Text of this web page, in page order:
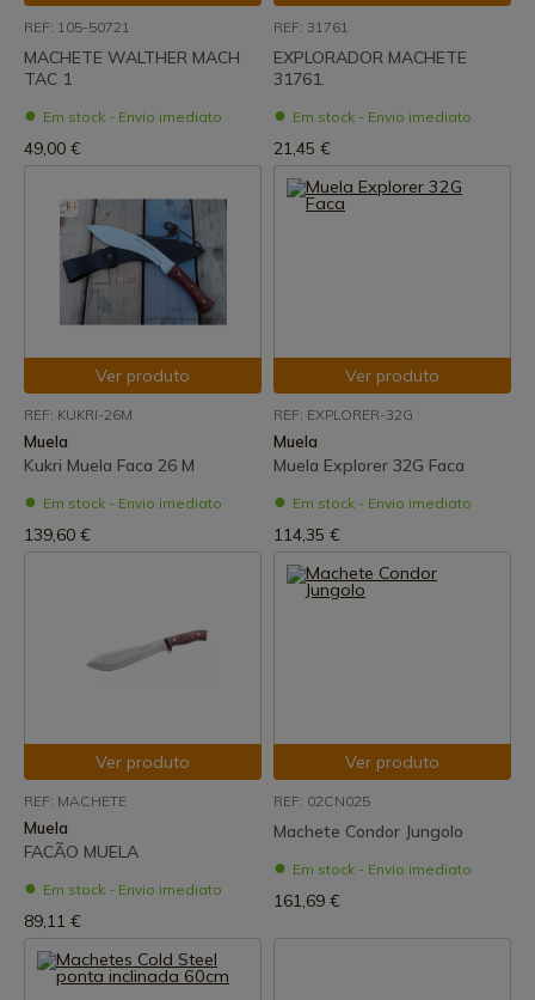
REF: 105-50721
MACHETE WALTHER MACH
TAC 1
Em stock - Envio imediato
49,00 €
REF: 31761
EXPLORADOR MACHETE
31761.
Em stock - Envio imediato
21,45 €
Ver produto
REF: KUKRI-26M
Muela
Kukri Muela Faca 26 M
Em stock - Envio imediato
139,60 €
Ver produto
REF: EXPLORER-32G
Muela
Muela Explorer 32G Faca
Em stock - Envio imediato
114,35 €
Ver produto
REF: MACHETE
Muela
FACÃO MUELA
Em stock - Envio imediato
89,11 €
Ver produto
REF: 02CN025
Machete Condor Jungolo
Em stock - Envio imediato
161,69 €